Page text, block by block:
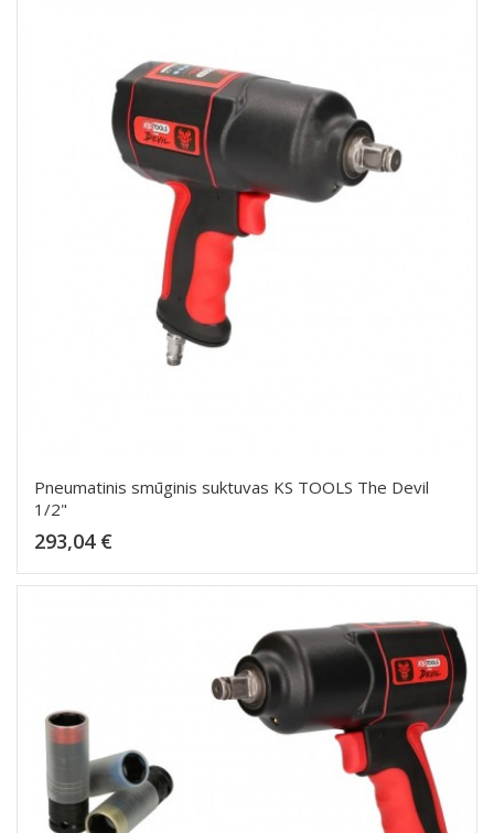
Pneumatinis smūginis suktuvas KS TOOLS The Devil
1/2"
293,04 €